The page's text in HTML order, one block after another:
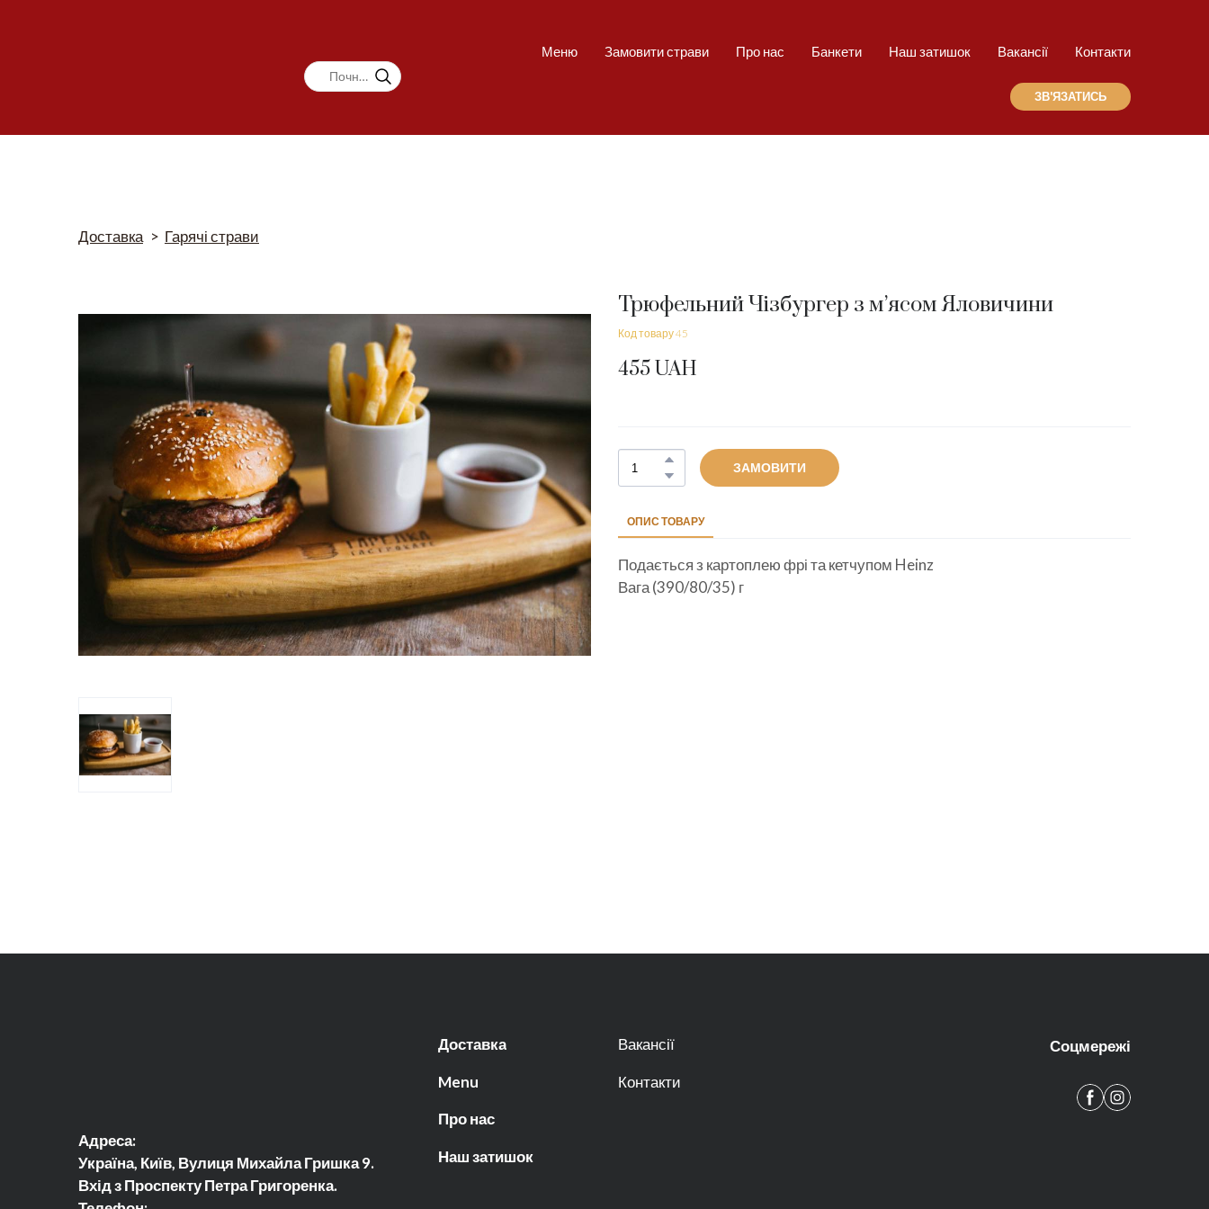
Меню Замовити страви Про нас Банкети Наш затишок Вакансії Контакти
ЗВ'ЯЗАТИСЬ
Доставка Гарячі страви
Трюфельний Чізбургер з м’ясом Яловичини
Код товару 45
455 UAH
ЗАМОВИТИ
ОПИС ТОВАРУ
Подається з картоплею фрі та кетчупом Heinz
Вага (390/80/35) г
Адреса:
Україна, Київ, Вулиця Михайла Гришка 9.
Вхід з Проспекту Петра Григоренка.
Доставка
Menu
Про нас
Наш затишок
Вакансії
Контакти
Соцмережі